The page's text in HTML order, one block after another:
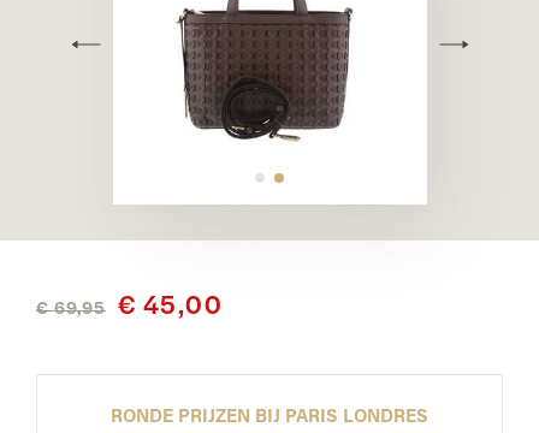
€ 69,95 € 45,00
RONDE PRIJZEN BIJ PARIS LONDRES